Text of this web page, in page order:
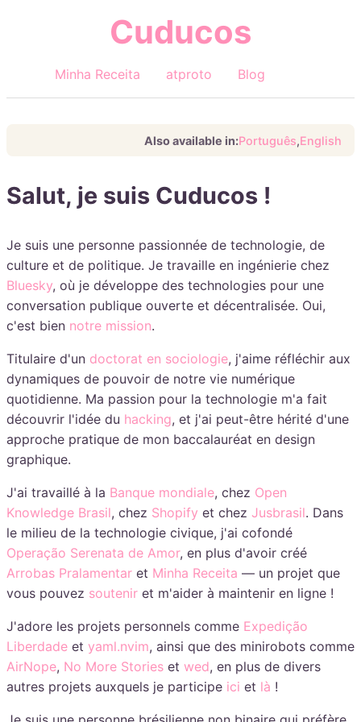
Cuducos
Minha Receita atproto Blog
Also available in:Português,English
Salut, je suis Cuducos !
Je suis une personne passionnée de technologie, de
culture et de politique. Je travaille en ingénierie chez
Bluesky, où je développe des technologies pour une
conversation publique ouverte et décentralisée. Oui,
c'est bien notre mission.
Titulaire d'un doctorat en sociologie, j'aime réfléchir aux
dynamiques de pouvoir de notre vie numérique
quotidienne. Ma passion pour la technologie m'a fait
découvrir l'idée du hacking, et j'ai peut-être hérité d'une
approche pratique de mon baccalauréat en design
graphique.
J'ai travaillé à la Banque mondiale, chez Open
Knowledge Brasil, chez Shopify et chez Jusbrasil. Dans
le milieu de la technologie civique, j'ai cofondé
Operação Serenata de Amor, en plus d'avoir créé
Arrobas Pralamentar et Minha Receita — un projet que
vous pouvez soutenir et m'aider à maintenir en ligne !
J'adore les projets personnels comme Expedição
Liberdade et yaml.nvim, ainsi que des minirobots comme
AirNope, No More Stories et wed, en plus de divers
autres projets auxquels je participe ici et là !